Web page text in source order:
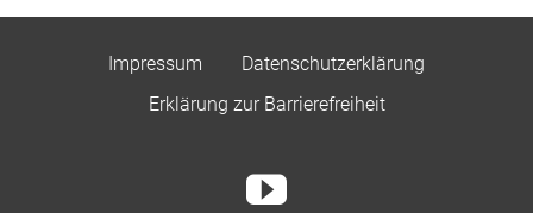
Beiträge
Impressum
Datenschutzerklärung
Erklärung zur Barrierefreiheit